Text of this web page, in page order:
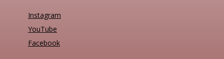
Instagram
YouTube
Facebook